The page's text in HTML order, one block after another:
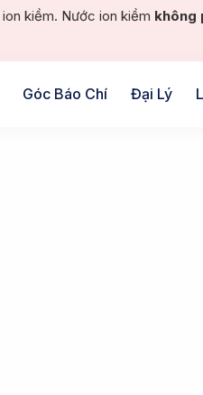
kiềm. Nước ion kiềm không
Góc Báo Chí Đại Lý